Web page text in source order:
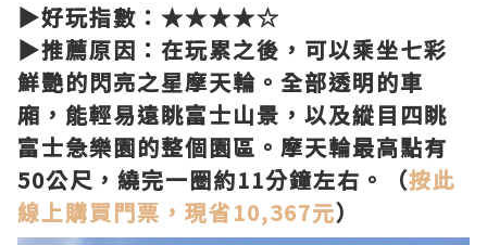
▶好玩指數：★★★★☆
▶推薦原因：在玩累之後，可以乘坐七彩
鮮艷的閃亮之星摩天輪。全部透明的車
廂，能輕易遠眺富士山景，以及縱目四眺
富士急樂園的整個園區。摩天輪最高點有
50公尺，繞完一圈約11分鐘左右。（按此
線上購買門票，現省10,367元）